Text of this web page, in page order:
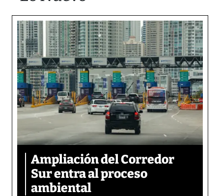
Ampliación del Corredor
Sur entra al proceso
ambiental